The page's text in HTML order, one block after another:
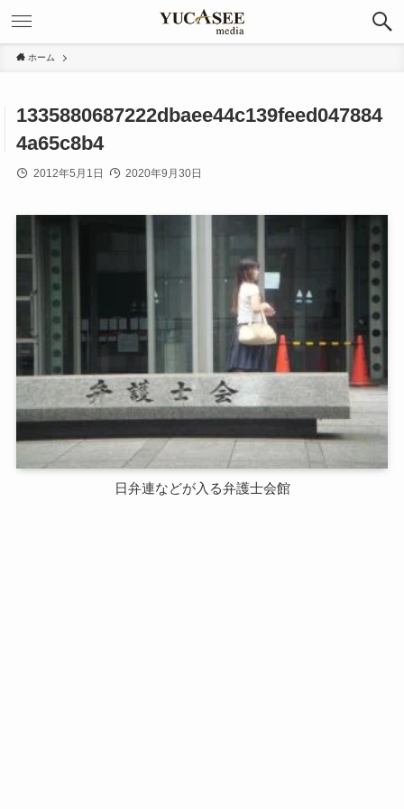
ホーム
1335880687222dbaee44c139feed047884
4a65c8b4
2012年5月1日 2020年9月30日
日弁連などが入る弁護士会館